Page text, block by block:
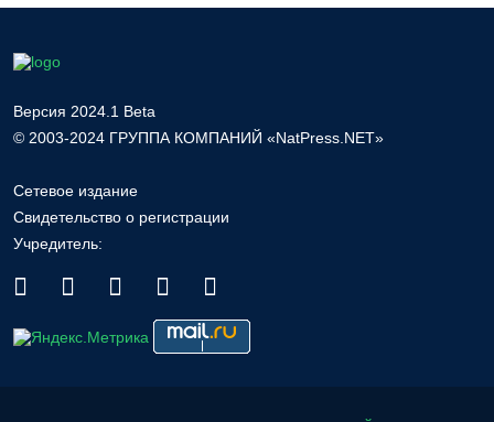
Версия 2024.1 Beta
© 2003-2024 ГРУППА КОМПАНИЙ «NatPress.NET»
Сетевое издание
Свидетельство о регистрации
Учредитель: